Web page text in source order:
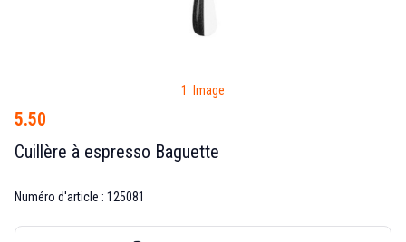
1 Image
5.50
Cuillère à espresso Baguette
Numéro d'article : 125081